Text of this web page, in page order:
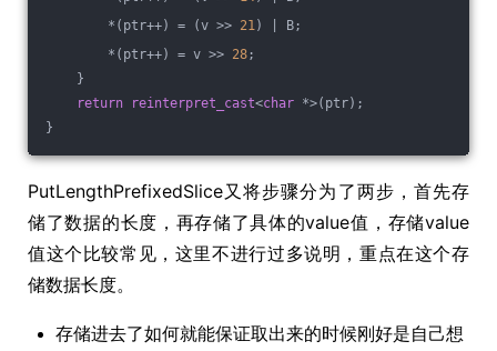
*(ptr++) = (v >> 21 ) | B;
*(ptr++) = v >> 28 ;
}
return
reinterpret_cast<char *>(ptr);
}
PutLengthPrefixedSlice又将步骤分为了两步，首先存
储了数据的长度，再存储了具体的value值，存储value
值这个比较常见，这里不进行过多说明，重点在这个存
储数据长度。
存储进去了如何就能保证取出来的时候刚好是自己想